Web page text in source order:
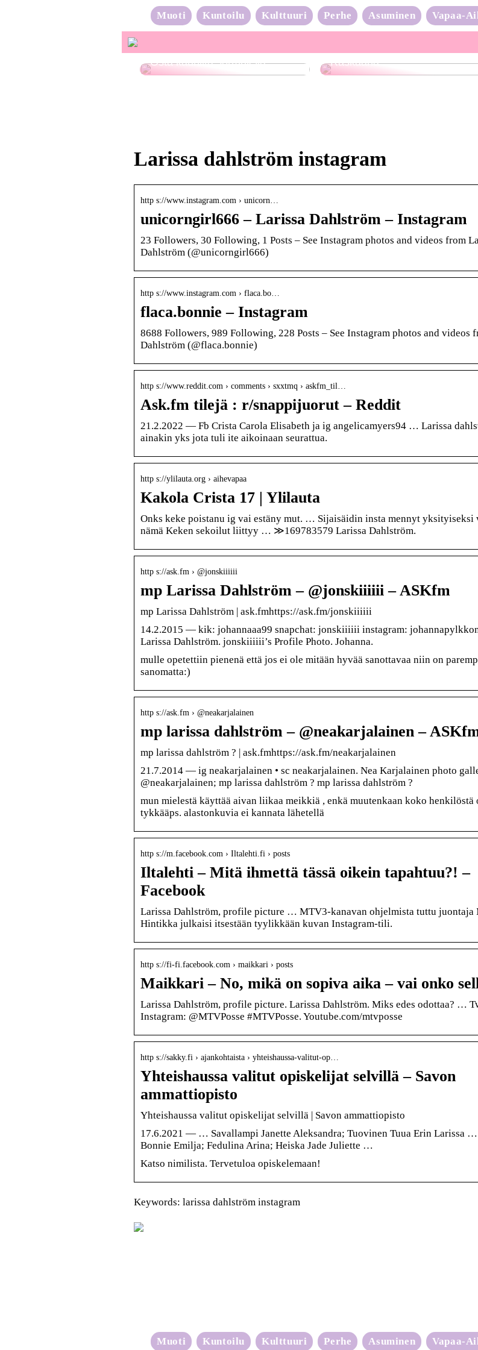
Muoti Kuntoilu Kulttuuri Perhe Asuminen Vapaa-
Osta kauniita sormuksia Raskaana?
Larissa dahlström instagram
http s://www.instagram.com › unicorn…
unicorngirl666 – Larissa Dahlström – Instagram
23 Followers, 30 Following, 1 Posts – See Instagram photos and videos from
Dahlström (@unicorngirl666)
http s://www.instagram.com › flaca.bo…
flaca.bonnie – Instagram
8688 Followers, 989 Following, 228 Posts – See Instagram photos and videos
Dahlström (@flaca.bonnie)
http s://www.reddit.com › comments › sxxtmq › askfm_til…
Ask.fm tilejä : r/snappijuorut – Reddit
21.2.2022 — Fb Crista Carola Elisabeth ja ig angelicamyers94 … Larissa
ainakin yks jota tuli ite aikoinaan seurattua.
http s://ylilauta.org › aihevapaa
Kakola Crista 17 | Ylilauta
Onks keke poistanu ig vai estäny mut. … Sijaisäidin insta mennyt yksityiseksi
nämä Keken sekoilut liittyy … ≫169783579 Larissa Dahlström.
http s://ask.fm › @jonskiiiiii
mp Larissa Dahlström – @jonskiiiiii – ASKfm
mp Larissa Dahlström | ask.fmhttps://ask.fm/jonskiiiiii
14.2.2015 — kik: johannaaa99 snapchat: jonskiiiiii instagram:
Larissa Dahlström. jonskiiiiii’s Profile Photo. Johanna.
mulle opetettiin pienenä että jos ei ole mitään hyvää sanottavaa niin on
sanomatta:)
http s://ask.fm › @neakarjalainen
mp larissa dahlström – @neakarjalainen –
mp larissa dahlström ? | ask.fmhttps://ask.fm/neakarjalainen
21.7.2014 — ig neakarjalainen • sc neakarjalainen. Nea Karjalainen photo
@neakarjalainen; mp larissa dahlström ? mp larissa dahlström ?
mun mielestä käyttää aivan liikaa meikkiä , enkä muutenkaan koko henkilöstä
tykkääps. alastonkuvia ei kannata lähetellä
http s://m.facebook.com › Iltalehti.fi › posts
Iltalehti – Mitä ihmettä tässä oikein tapahtuu?! –
Facebook
Larissa Dahlström, profile picture … MTV3-kanavan ohjelmista tuttu juontaja
Hintikka julkaisi itsestään tyylikkään kuvan Instagram-tili.
http s://fi-fi.facebook.com › maikkari › posts
Maikkari – No, mikä on sopiva aika – vai onko
Larissa Dahlström, profile picture. Larissa Dahlström. Miks edes odottaa? …
Instagram: @MTVPosse #MTVPosse. Youtube.com/mtvposse
http s://sakky.fi › ajankohtaista › yhteishaussa-valitut-op…
Yhteishaussa valitut opiskelijat selvillä – Savon
ammattiopisto
Yhteishaussa valitut opiskelijat selvillä | Savon ammattiopisto
17.6.2021 — … Savallampi Janette Aleksandra; Tuovinen Tuua Erin Larissa
Bonnie Emilja; Fedulina Arina; Heiska Jade Juliette …
Katso nimilista. Tervetuloa opiskelemaan!
Keywords: larissa dahlström instagram
Muoti Kuntoilu Kulttuuri Perhe Asuminen Vapaa-